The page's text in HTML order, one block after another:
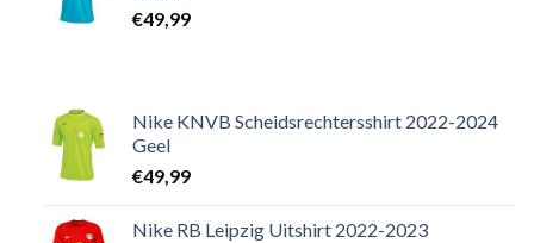
€49,99
Nike KNVB Scheidsrechtersshirt 2022-2024
Geel
€49,99
Nike RB Leipzig Uitshirt 2022-2023